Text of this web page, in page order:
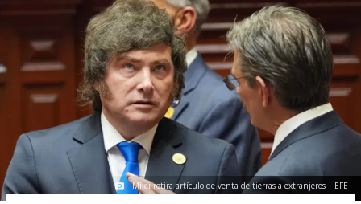
Milei retira artículo de venta de tierras a extranjeros | EFE